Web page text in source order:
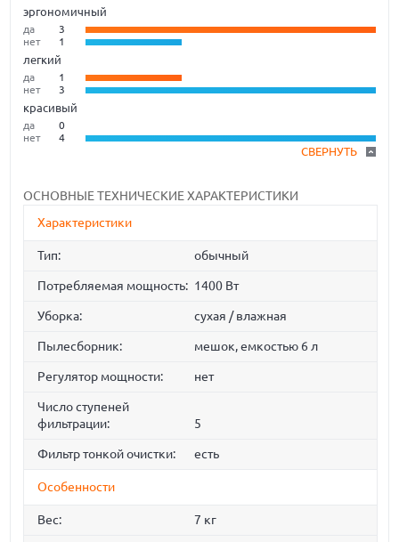
эргономичный
да
3
нет
1
легкий
да
1
нет
3
красивый
да
0
нет
4
СВЕРНУТЬ
ОСНОВНЫЕ ТЕХНИЧЕСКИЕ ХАРАКТЕРИСТИКИ
Характеристики
Тип: обычный
Потребляемая мощность: 1400 Вт
Уборка: сухая / влажная
Пылесборник: мешок, емкостью 6 л
Регулятор мощности: нет
Число ступеней
фильтрации:
5
Фильтр тонкой очистки: есть
Особенности
Вес: 7 кг